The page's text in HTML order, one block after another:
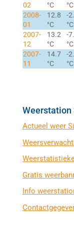
02
°C
°C
2008-
01
12.8
°C
-
°C
2007-
12
13.2
°C
-
°C
2007-
11
14.7
°C
-
°C
Weerstation
Actueel weer
Gratis
Info